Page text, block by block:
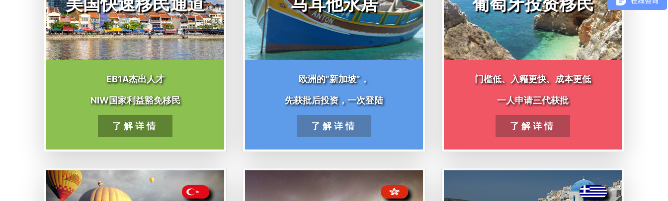
EB1A杰出人才
NIW国家利益豁免移民
了解详情
欧洲的“新加坡”，
先获批后投资，一次登陆
了解详情
门槛低、入籍更快、成本更低
一人申请三代获批
了解详情